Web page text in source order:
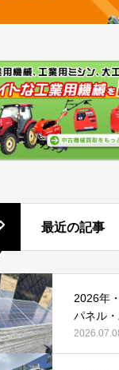
最近の記事
2026年
パネル・
ィショナ
料での